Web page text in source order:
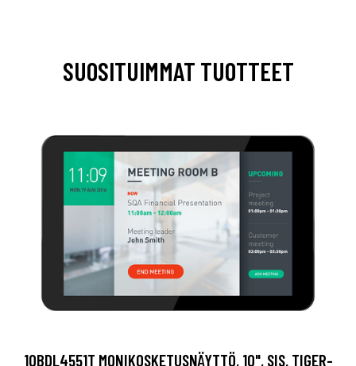
SUOSITUIMMAT TUOTTEET
10BDL4551T MONIKOSKETUSNÄYTTÖ, 10", SIS. TIGER-